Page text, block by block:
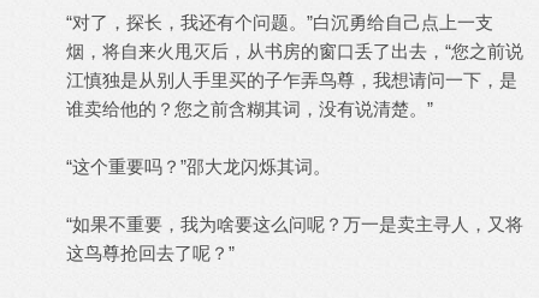
“对了，探长，我还有个问题。”白沉勇给自己点上一支
烟，将自来火甩灭后，从书房的窗口丢了出去，“您之前说
江慎独是从别人手里买的子乍弄鸟尊，我想请问一下，是
谁卖给他的？您之前含糊其词，没有说清楚。”
“这个重要吗？”邵大龙闪烁其词。
“如果不重要，我为啥要这么问呢？万一是卖主寻人，又将
这鸟尊抢回去了呢？”